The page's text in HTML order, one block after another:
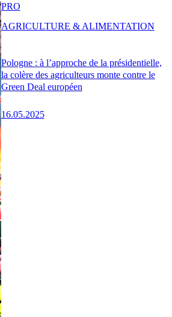
Pologne : à l’approche de la présidentielle,
la colère des agriculteurs monte contre le
Green Deal européen
16.05.2025
PRO
AGRICULTURE & ALIMENTATION